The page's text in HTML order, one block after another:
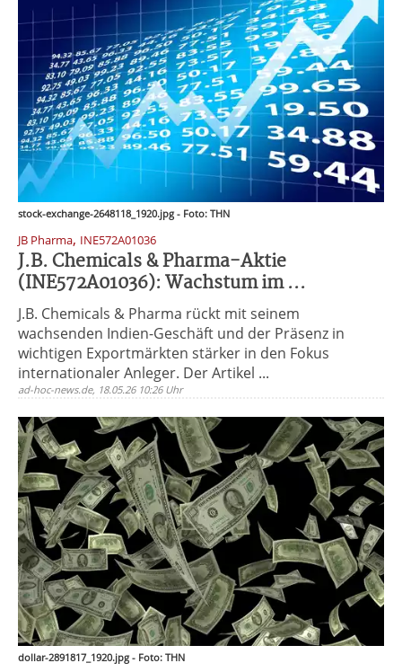
stock-exchange-2648118_1920.jpg - Foto: THN
JB Pharma, INE572A01036
J.B. Chemicals & Pharma-Aktie
(INE572A01036): Wachstum im ...
J.B. Chemicals & Pharma rückt mit seinem
wachsenden Indien-Geschäft und der Präsenz in
wichtigen Exportmärkten stärker in den Fokus
internationaler Anleger. Der Artikel ...
ad-hoc-news.de, 18.05.26 10:26 Uhr
dollar-2891817_1920.jpg - Foto: THN